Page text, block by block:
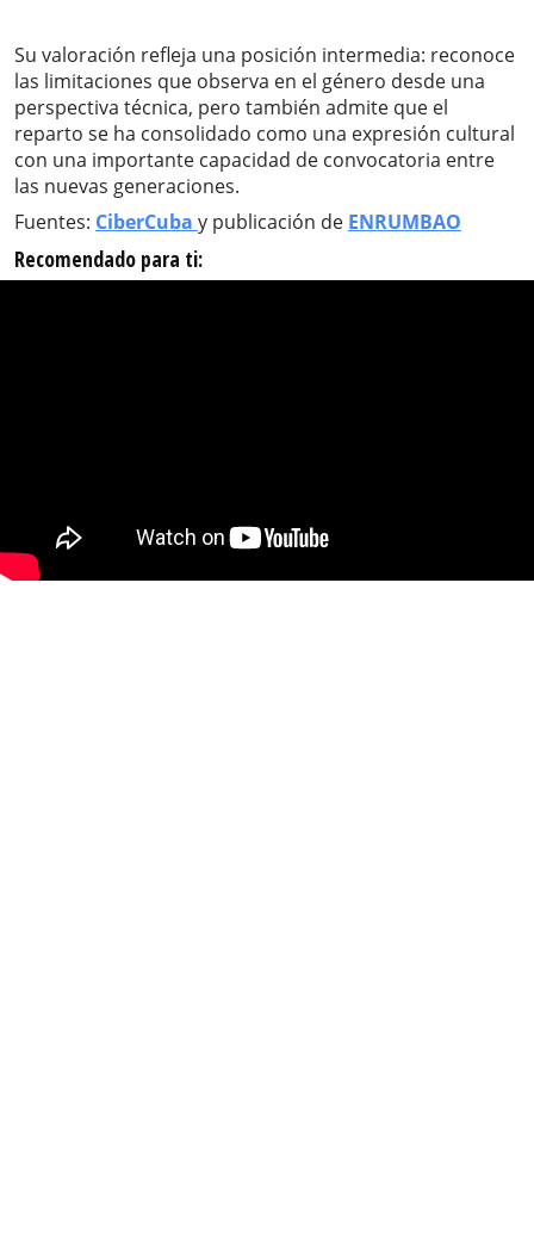
Su valoración refleja una posición intermedia: reconoce
las limitaciones que observa en el género desde una
perspectiva técnica, pero también admite que el
reparto se ha consolidado como una expresión cultural
con una importante capacidad de convocatoria entre
las nuevas generaciones.
Fuentes: CiberCuba y publicación de ENRUMBAO
Recomendado para ti: